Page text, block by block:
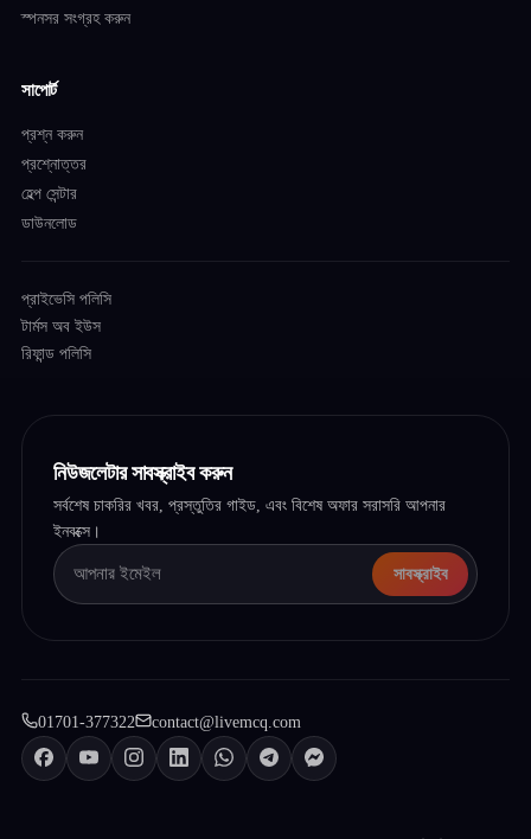
স্পনসর সংগ্রহ করুন
সাপোর্ট
প্রশ্ন করুন
প্রশ্নোত্তর
হেল্প সেন্টার
ডাউনলোড
প্রাইভেসি পলিসি
টার্মস অব ইউস
রিফান্ড পলিসি
নিউজলেটার সাবস্ক্রাইব করুন
সর্বশেষ চাকরির খবর, প্রস্তুতির গাইড, এবং বিশেষ অফার সরাসরি আপনার
ইনবক্সে।
সাবস্ক্রাইব
01701-377322 contact@livemcq.com